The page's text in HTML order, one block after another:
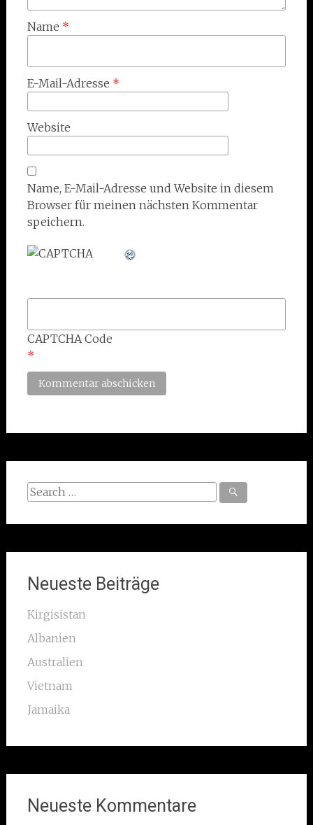
Name *
E-Mail-Adresse *
Website
Name, E-Mail-Adresse und Website in diesem
Browser für meinen nächsten Kommentar
speichern.
CAPTCHA Code
*
Search
Neueste Beiträge
Kirgisistan
Albanien
Australien
Vietnam
Jamaika
Neueste Kommentare